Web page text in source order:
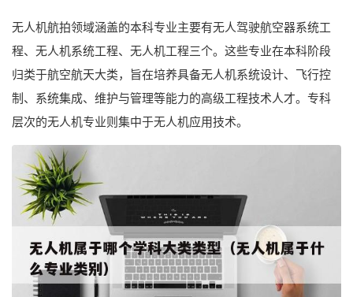
无人机航拍领域涵盖的本科专业主要有无人驾驶航空器系统工
程、无人机系统工程、无人机工程三个。这些专业在本科阶段
归类于航空航天大类，旨在培养具备无人机系统设计、飞行控
制、系统集成、维护与管理等能力的高级工程技术人才。专科
层次的无人机专业则集中于无人机应用技术。